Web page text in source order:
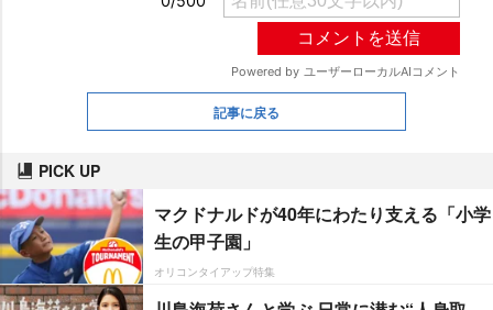
記事に戻る
PICK UP
マクドナルドが40年にわたり支える「小学
生の甲子園」
オリコンタイアップ特集